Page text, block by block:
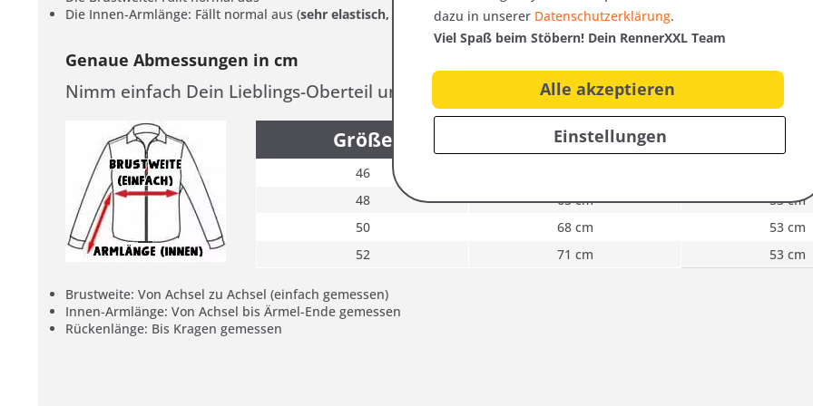
Die Innen-Armlänge: Fällt normal aus (sehr elastisch, bis zu 10 cm dehnbar !)
Genaue Abmessungen in cm
Nimm einfach Dein Lieblings-Oberteil und vergleiche die Abmessungen mit dieser Tabelle
Größe Brustweite
46
48
65 cm
53 cm
50
68 cm
53 cm
52
71 cm 53 cm
Brustweite: Von Achsel zu Achsel (einfach gemessen)
Innen-Armlänge: Von Achsel bis Ärmel-Ende gemessen
Rückenlänge: Bis Kragen gemessen
dazu in unserer Datenschutzerklärung.
Viel Spaß beim Stöbern! Dein RennerXXL Team
Alle akzeptieren
Einstellungen